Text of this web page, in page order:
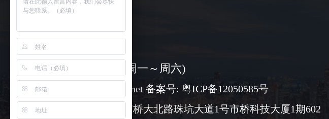
08:30-18:00 ( 周一～周六)
www@chuangli.net 备案号: 粤ICP备12050585号
广州市番禺区市桥大北路珠坑大道1号市桥科技大厦1期602